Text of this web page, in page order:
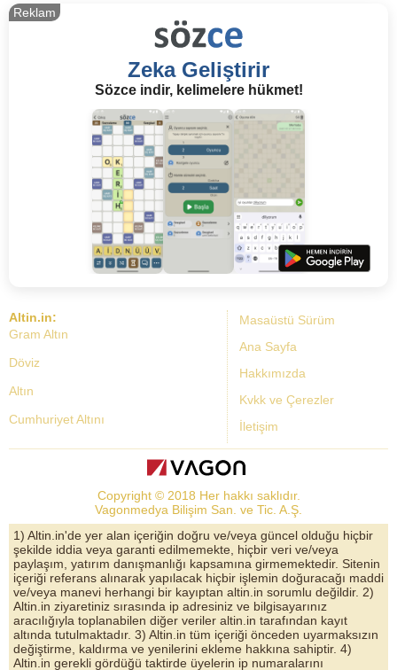
Zeka Geliştirir
Sözce indir, kelimelere hükmet!
Reklam
Masaüstü Sürüm
Ana Sayfa
Hakkımızda
Kvkk ve Çerezler
İletişim
Altin.in:
Gram Altın
Döviz
Altın
Cumhuriyet Altını
Dolar Kuru
Altın Yorumları
Döviz Kurları
Çeyrek Altın
Bitcoin
Euro/Dolar Parite
Copyright © 2018 Her hakkı saklıdır.
Vagonmedya Bilişim San. ve Tic. A.Ş.
1) Altin.in'de yer alan içeriğin doğru ve/veya güncel olduğu hiçbir
şekilde iddia veya garanti edilmemekte, hiçbir veri ve/veya
paylaşım, yatırım danışmanlığı kapsamına girmemektedir. Sitenin
içeriği referans alınarak yapılacak hiçbir işlemin doğuracağı maddi
ve/veya manevi herhangi bir kayıptan altin.in sorumlu değildir. 2)
Altin.in ziyaretiniz sırasında ip adresiniz ve bilgisayarınız
aracılığıyla toplanabilen diğer veriler altin.in tarafından kayıt
altında tutulmaktadır. 3) Altin.in tüm içeriği önceden uyarmaksızın
değiştirme, kaldırma ve yenilerini ekleme hakkına sahiptir. 4)
Altin.in gerekli gördüğü taktirde üyelerin ip numaralarını